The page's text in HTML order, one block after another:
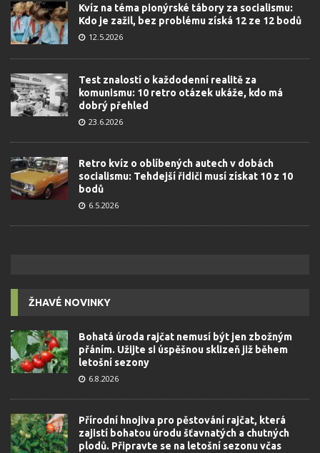
Kvíz na téma pionýrské tábory za socialismu:
Kdo je zažil, bez problému získá 12 ze 12 bodů
12.5.2026
Test znalostí o každodenní realitě za
komunismu: 10 retro otázek ukáže, kdo má
dobrý přehled
23.6.2026
Retro kvíz o oblíbených autech v dobách
socialismu: Tehdejší řidiči musí získat 10 z 10
bodů
6.5.2026
ŽHAVÉ NOVINKY
Bohatá úroda rajčat nemusí být jen zbožným
přáním. Užijte si úspěšnou sklizeň již během
letošní sezony
6.8.2026
Přírodní hnojiva pro pěstování rajčat, která
zajistí bohatou úrodu šťavnatých a chutných
plodů. Připravte se na letošní sezonu včas